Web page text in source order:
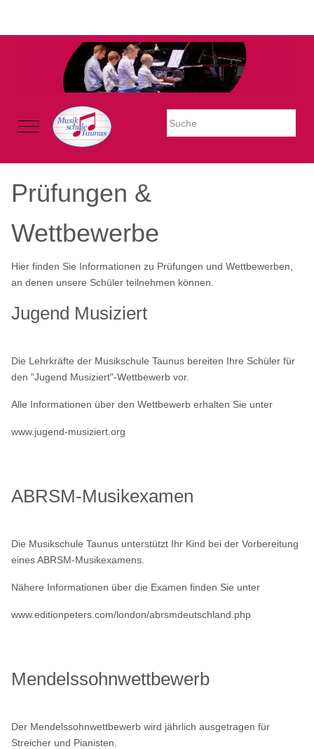
Warning: Undefined property: stdClass::$imglink in
/mnt/web605/e3/26/59781926/htdocs/Joomla2023/modules/
Mobile Menu Toggle
Prüfungen &
Wettbewerbe
Hier finden Sie Informationen zu Prüfungen und Wettbewerben,
an denen unsere Schüler teilnehmen können.
Jugend Musiziert
Die Lehrkräfte der Musikschule Taunus bereiten Ihre Schüler für
den "Jugend Musiziert"-Wettbewerb vor.
Alle Informationen über den Wettbewerb erhalten Sie unter
www.jugend-musiziert.org
ABRSM-Musikexamen
Die Musikschule Taunus unterstützt Ihr Kind bei der Vorbereitung
eines ABRSM-Musikexamens.
Nähere Informationen über die Examen finden Sie unter
www.editionpeters.com/london/abrsmdeutschland.php
Mendelssohnwettbewerb
Der Mendelssohnwettbewerb wird jährlich ausgetragen für
Streicher und Pianisten.